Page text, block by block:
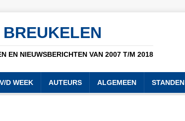
EN NIEUWSBERICHTEN VAN 2007 T/M 2018
D WEEK AUTEURS ALGEMEEN STANDEN